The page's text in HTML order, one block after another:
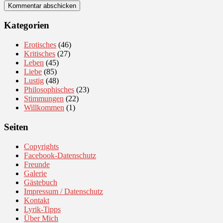
Kategorien
Erotisches (46)
Kritisches (27)
Leben (45)
Liebe (85)
Lustig (48)
Philosophisches (23)
Stimmungen (22)
Willkommen (1)
Seiten
Copyrights
Facebook-Datenschutz
Freunde
Galerie
Gästebuch
Impressum / Datenschutz
Kontakt
Lyrik-Tipps
Über Mich